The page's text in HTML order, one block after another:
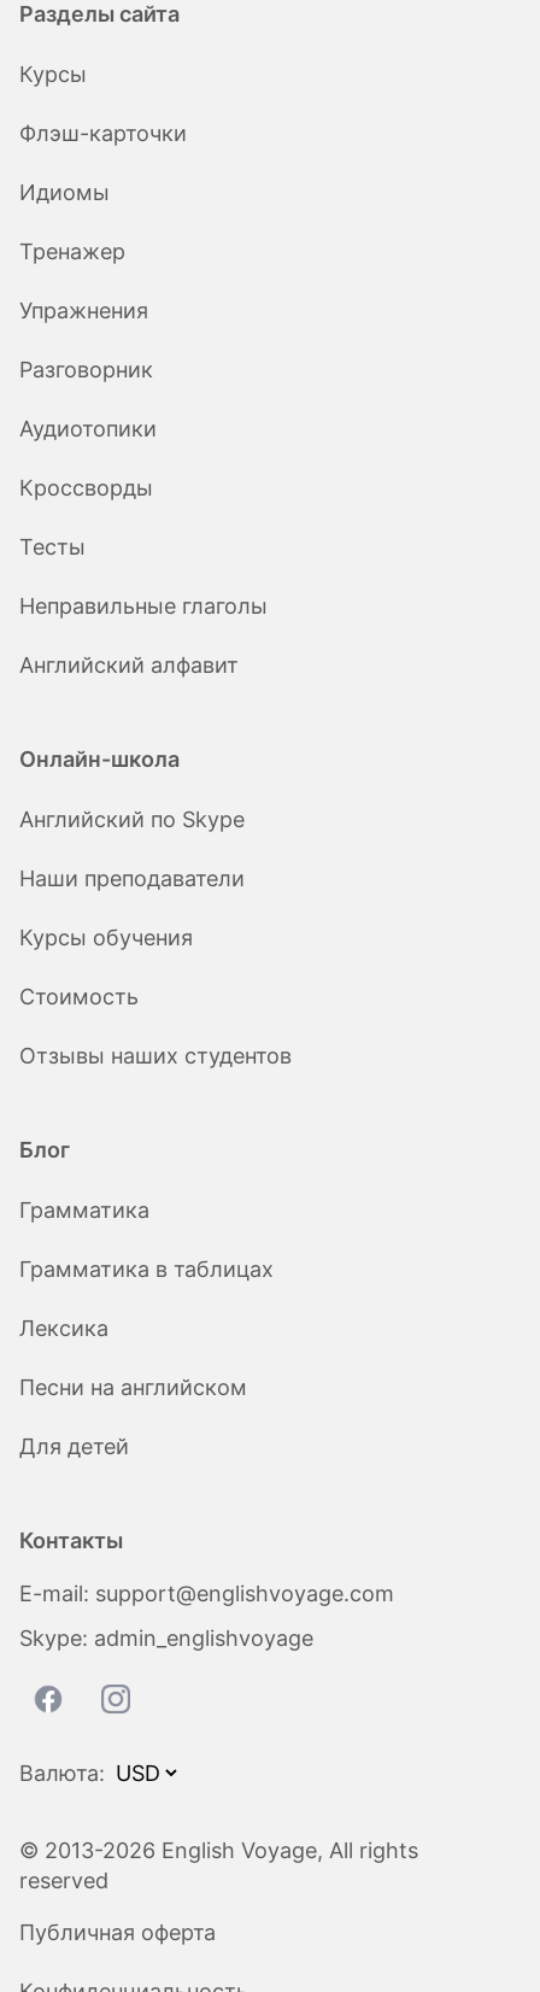
Разделы сайта
Курсы
Флэш-карточки
Идиомы
Тренажер
Упражнения
Разговорник
Аудиотопики
Кроссворды
Тесты
Неправильные глаголы
Английский алфавит
Онлайн-школа
Английский по Skype
Наши преподаватели
Курсы обучения
Стоимость
Отзывы наших студентов
Блог
Грамматика
Грамматика в таблицах
Лексика
Песни на английском
Для детей
Контакты
E-mail: support@englishvoyage.com
Skype: admin_englishvoyage
Валюта:
© 2013-2026 English Voyage, All rights
reserved
Публичная оферта